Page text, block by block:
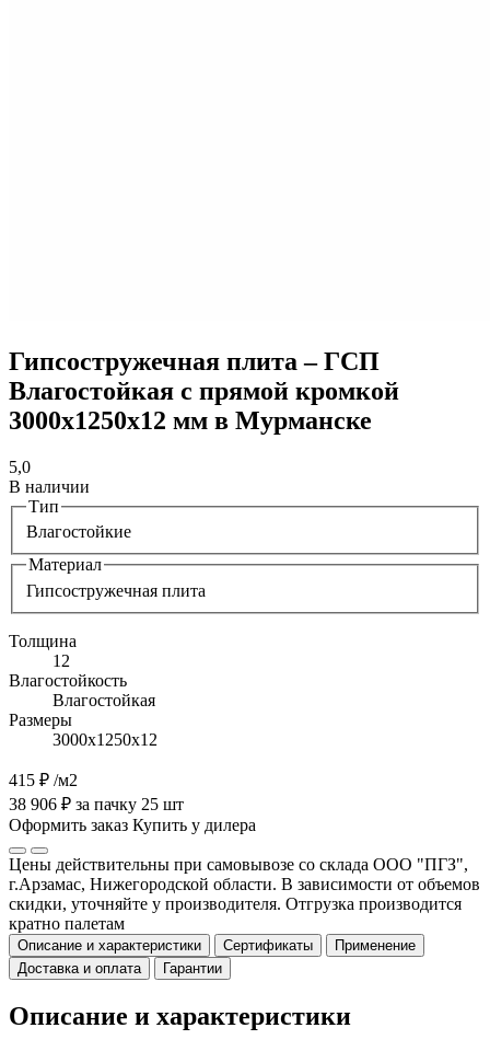
Гипсостружечная плита – ГСП
Влагостойкая с прямой кромкой
3000х1250х12 мм в Мурманске
5,0
В наличии
Тип
Влагостойкие
Материал
Гипсостружечная плита
Толщина
12
Влагостойкость
Влагостойкая
Размеры
3000х1250х12
415 ₽ /м2
38 906 ₽ за пачку 25 шт
Оформить заказ Купить у дилера
Цены действительны при самовывозе со склада ООО "ПГЗ",
г.Арзамас, Нижегородской области. В зависимости от объемов
скидки, уточняйте у производителя. Отгрузка производится
кратно палетам
Описание и характеристики Сертификаты
Применение
Доставка и оплата
Гарантии
Описание и характеристики